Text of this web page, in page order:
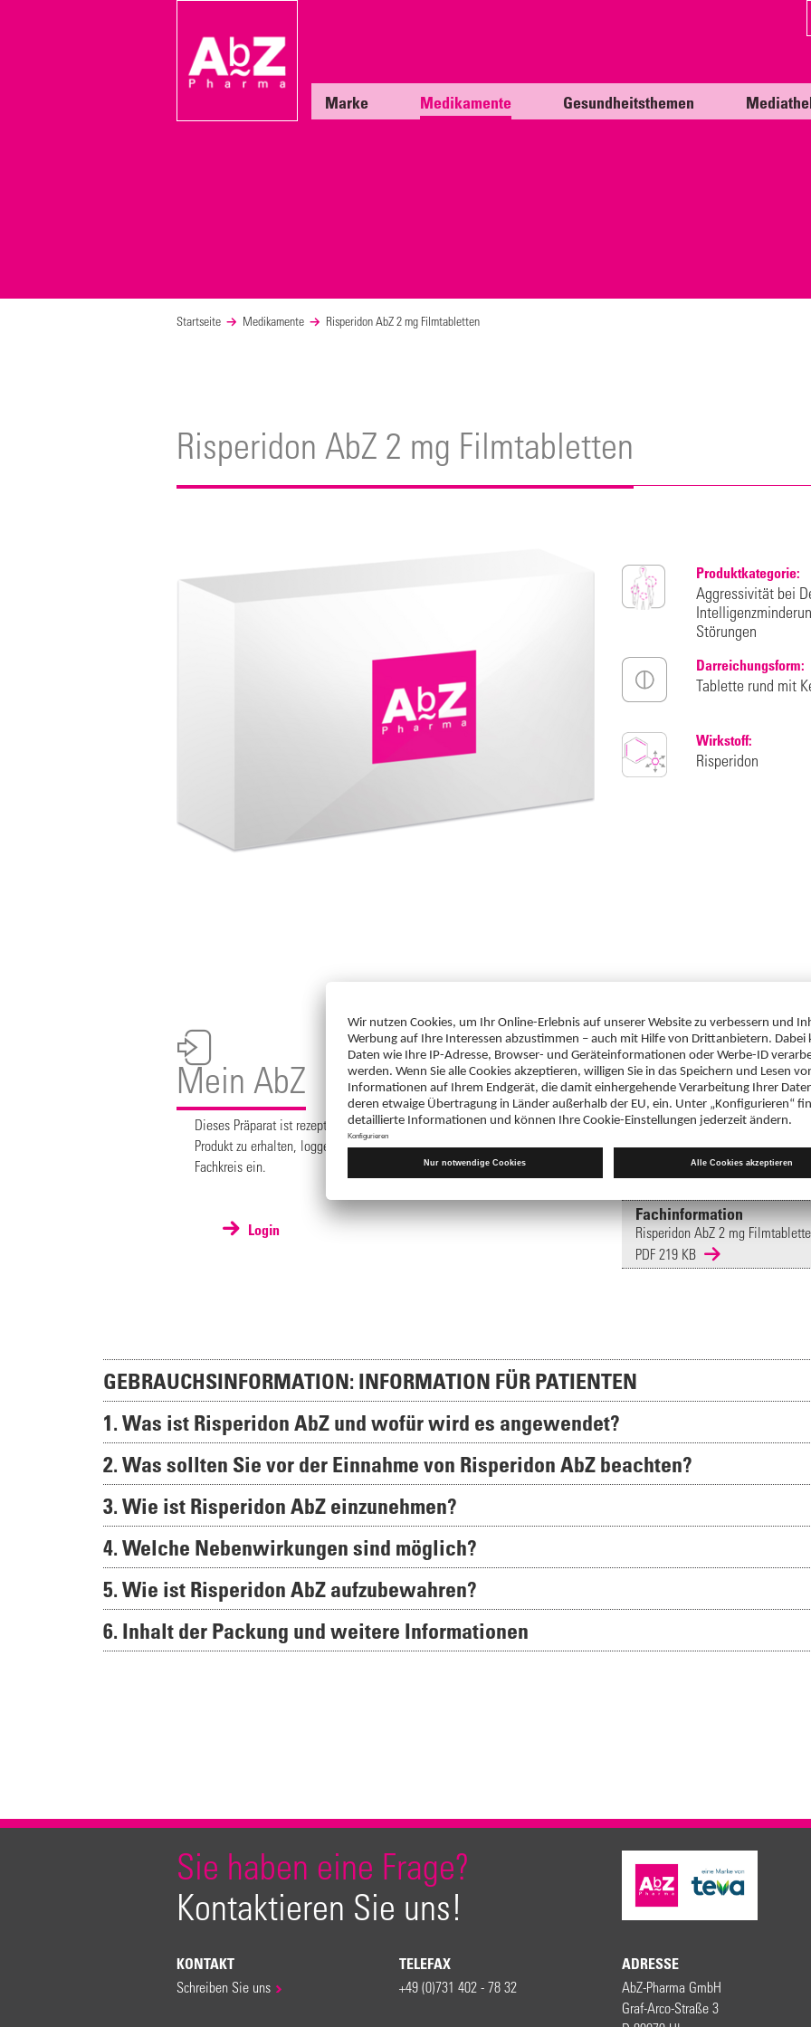
Marke Medikamente Gesundheitsthemen
Startseite Medikamente Risperidon AbZ 2 mg Filmtabletten
Risperidon AbZ 2 mg Filmtabletten
Produktkategorie:
Aggressivität bei
Störungen
Darreichungsform:
Tablette rund mit
Wirkstoff:
Risperidon
Downloads
Gebrauchsinformation
Risperidon AbZ 2 mg
Fachinformation
Risperidon AbZ 2 mg
PDF 219 KB
Mein AbZ
Dieses Präparat ist rezeptpflichtig. Um weitere Informationen zum
Produkt zu erhalten, loggen Sie sich bitte mit Ihren Zugangsdaten im
Fachkreis ein.
Login
GEBRAUCHSINFORMATION: INFORMATION FÜR PATIENTEN
1. Was ist Risperidon AbZ und wofür wird es angewendet?
2. Was sollten Sie vor der Einnahme von Risperidon AbZ beachten?
3. Wie ist Risperidon AbZ einzunehmen?
4. Welche Nebenwirkungen sind möglich?
5. Wie ist Risperidon AbZ aufzubewahren?
6. Inhalt der Packung und weitere Informationen
Sie haben eine Frage?
Kontaktieren Sie uns!
KONTAKT
Schreiben Sie uns
TELEFAX
+49 (0)731 402 - 78 32
ADRESSE
AbZ-Pharma GmbH
Graf-Arco-Straße 3